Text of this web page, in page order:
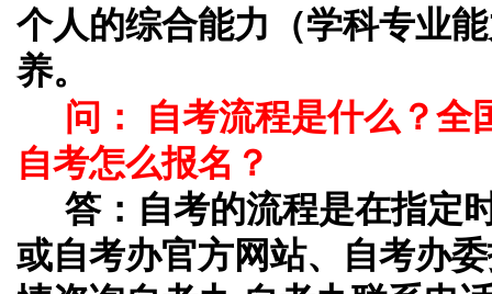
个人的综合能力（学科专业
养。
问： 自考流程是什么？全
自考怎么报名？
答： 自考的流程是在指定
或自考办官方网站、自考办